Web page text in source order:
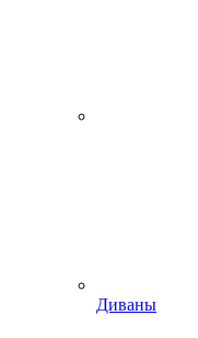
Диваны